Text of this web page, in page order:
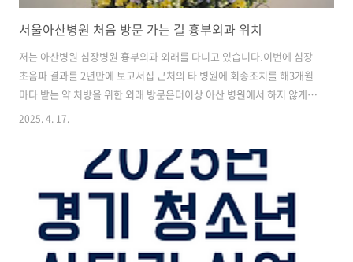
서울아산병원 처음 방문 가는 길 흉부외과 위치
저는 아산병원 심장병원 흉부외과 외래를 다니고 있습니다.이번에 심장
초음파 결과를 2년만에 보고서집 근처의 타 병원에 회송조치를 해3개월
마다 받는 약 처방을 위한 외래 방문은더이상 아산 병원에서 하지 않게
되었어요.이번에 방문하면서여전히 아산 병원에 내원하는 분들이 많은
대동맥판막치환술 수술 후기와 관리1저는 11년 전 급성 심내막염으로
인한 대동맥판 막치 환술을 한 환자입니다. 실제 경험을 통해서 느꼈던
과정을 적어보고자 합니다. 2011년, 고작 20대 중반이었던 저는 자잘자
잘하게 아픈 곳이 있gompur.com 서울 아산 병원 주차 팁아산병원은
서울 탑5안에 드는 대형 병원입니다.어느 요일에 가도 사람이 정말 많은
데요.자차로 이동하..
2025. 4. 17.